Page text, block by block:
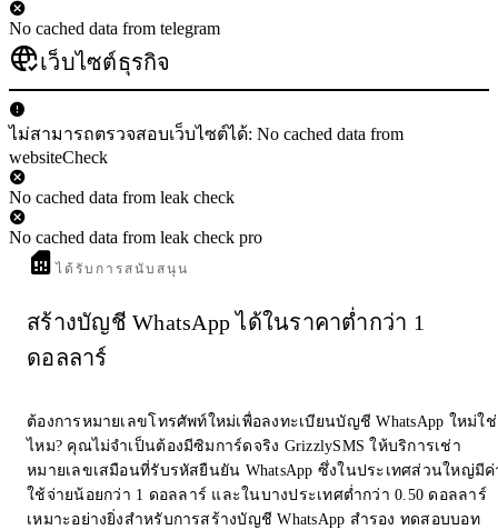
No cached data from telegram
เว็บไซต์ธุรกิจ
ไม่สามารถตรวจสอบเว็บไซต์ได้: No cached data from
websiteCheck
No cached data from leak check
No cached data from leak check pro
ได้รับการสนับสนุน
สร้างบัญชี WhatsApp ได้ในราคาต่ำกว่า 1
ดอลลาร์
ต้องการหมายเลขโทรศัพท์ใหม่เพื่อลงทะเบียนบัญชี WhatsApp ใหม่ใช่
ไหม? คุณไม่จำเป็นต้องมีซิมการ์ดจริง GrizzlySMS ให้บริการเช่า
หมายเลขเสมือนที่รับรหัสยืนยัน WhatsApp ซึ่งในประเทศส่วนใหญ่มีค่
ใช้จ่ายน้อยกว่า 1 ดอลลาร์ และในบางประเทศต่ำกว่า 0.50 ดอลลาร์
เหมาะอย่างยิ่งสำหรับการสร้างบัญชี WhatsApp สำรอง ทดสอบบอท